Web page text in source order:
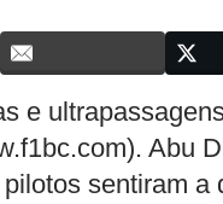
e
Abu
sentiram